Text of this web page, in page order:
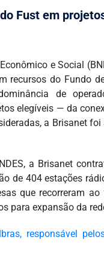
Fust em
e Social
recursos do Fundo
de
elegíveis — da
a Brisanet
a Brisanet
de 404 estações
que recorreram
para expansão da
responsável